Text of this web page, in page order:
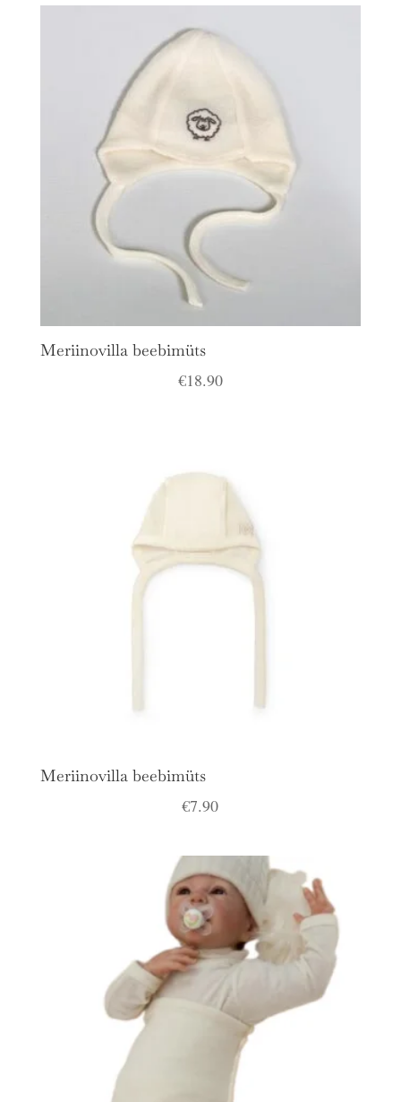
Meriinovilla beebimüts
€18.90
Meriinovilla beebimüts
€7.90